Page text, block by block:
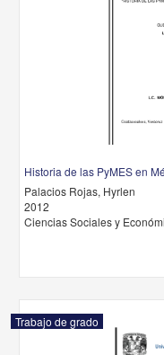
Historia de las PyMES en
Palacios Rojas, Hyrlen
2012
Ciencias Sociales y
Trabajo de grado